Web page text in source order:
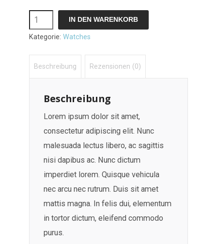
Navy
Sports
Menge
IN DEN WARENKORB
Kategorie: Watches
Beschreibung Rezensionen (0)
Beschreibung
Lorem ipsum dolor sit amet,
consectetur adipiscing elit. Nunc
malesuada lectus libero, ac sagittis
nisi dapibus ac. Nunc dictum
imperdiet lorem. Quisque vehicula
nec arcu nec rutrum. Duis sit amet
mattis magna. In felis dui, elementum
in tortor dictum, eleifend commodo
purus.